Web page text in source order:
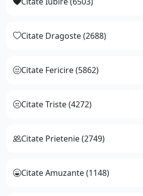
Citate Dragoste (2688)
Citate Fericire (5862)
Citate Triste (4272)
Citate Prietenie (2749)
Citate Amuzante (1148)